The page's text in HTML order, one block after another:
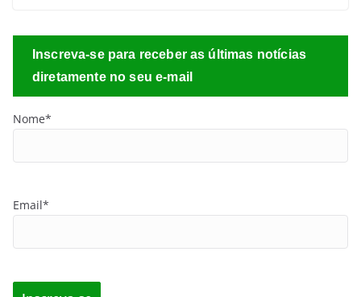
Inscreva-se para receber as últimas notícias
diretamente no seu e-mail
Nome*
Email*